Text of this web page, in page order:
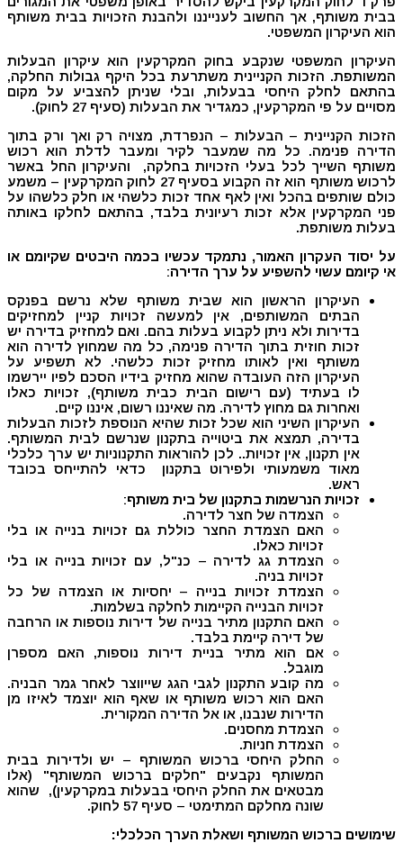
בבית משותף, אך החשוב לענייננו ולהבנת הזכויות בבית משותף
הוא העיקרון המשפטי.
העיקרון המשפטי שנקבע בחוק המקרקעין הוא עיקרון הבעלות
המשותפת. הזכות הקניינית משתרעת בכל היקף גבולות החלקה,
בהתאם לחלק היחסי בבעלות, ובלי שניתן להצביע על מקום
מסויים על פי המקרקעין, כמגדיר את הבעלות (סעיף 27 לחוק).
הזכות הקניינית – הבעלות – הנפרדת, מצויה רק ואך ורק בתוך
הדירה פנימה. כל מה שמעבר לקיר ומעבר לדלת הוא רכוש
משותף השייך לכל בעלי הזכויות בחלקה, והעיקרון החל באשר
לרכוש משותף הוא זה הקבוע בסעיף 27 לחוק המקרקעין – משמע
כולם שותפים בהכל ואין לאף אחד זכות כלשהי או חלק כלשהו על
פני המקרקעין אלא זכות רעיונית בלבד, בהתאם לחלקו באותה
בעלות משותפת.
על יסוד העקרון האמור, נתמקד עכשיו בכמה היבטים שקיומם או
אי קיומם עשוי להשפיע על ערך הדירה:
העיקרון הראשון הוא שבית משותף שלא נרשם בפנקס
הבתים המשותפים, אין למעשה זכויות קניין למחזיקים
בדירות ולא ניתן לקבוע בעלות בהם. ואם למחזיק בדירה יש
זכות חוזית בתוך הדירה פנימה, כל מה שמחוץ לדירה הוא
משותף ואין לאותו מחזיק זכות כלשהי. לא תשפיע על
העיקרון הזה העובדה שהוא מחזיק בידיו הסכם לפיו יירשמו
לו בעתיד (עם רישום הבית כבית משותף), זכויות כאלו
ואחרות גם מחוץ לדירה. מה שאיננו רשום, איננו קיים.
העיקרון השיני הוא שכל זכות שהיא הנוספת לזכות הבעלות
בדירה, תמצא את ביטוייה בתקנון שנרשם לבית המשותף.
אין תקנון, אין זכויות.. לכן להוראות התקנוניות יש ערך כלכלי
מאוד משמעותי ולפירוט בתקנון כדאי להתייחס בכובד
ראש.
זכויות הנרשמות בתקנון של בית משותף:
הצמדה של חצר לדירה.
האם הצמדת החצר כוללת גם זכויות בנייה או בלי
זכויות כאלו.
הצמדת גג לדירה – כנ"ל, עם זכויות בנייה או בלי
זכויות בניה.
הצמדת זכויות בנייה – יחסיות או הצמדה של כל
זכויות הבנייה הקיימות לחלקה בשלמות.
האם התקנון מתיר בנייה של דירות נוספות או הרחבה
של דירה קיימת בלבד.
אם הוא מתיר בניית דירות נוספות, האם מספרן
מוגבל.
מה קובע התקנון לגבי הגג שייווצר לאחר גמר הבניה.
האם הוא רכוש משותף או שאף הוא יוצמד לאיזו מן
הדירות שנבנו, או אל הדירה המקורית.
הצמדת מחסנים.
הצמדת חניות.
החלק היחסי ברכוש המשותף – יש ולדירות בבית
המשותף נקבעים "חלקים ברכוש המשותף" (אלו
מבטאים את החלק היחסי בבעלות במקרקעין), שהוא
שונה מחלקם המתימטי – סעיף 57 לחוק.
שימושים ברכוש המשותף ושאלת הערך הכלכלי: